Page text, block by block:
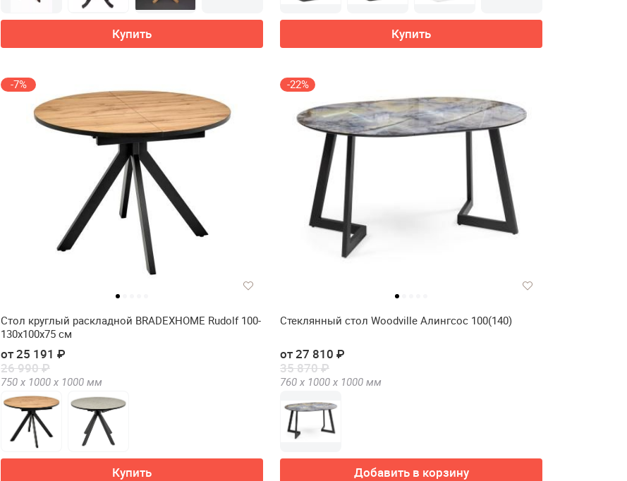
Купить Купить
-7%
Стол круглый раскладной BRADEXHOME Rudolf 100-
130x100x75 см
от 25 191 ₽
26 990 ₽
750 х 1000 х 1000 мм
Купить
-22%
Стеклянный стол Woodville Алингсос 100(140)
от 27 810 ₽
35 870 ₽
760 х 1000 х 1000 мм
Добавить в корзину